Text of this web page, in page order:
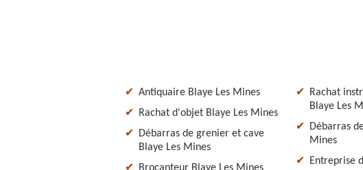
Antiquaire Blaye Les Mines
Rachat d'objet Blaye Les Mines
Débarras de grenier et cave
Blaye Les Mines
Brocanteur Blaye Les Mines
Rachat
Blaye Les
Débarras
Mines
Entreprise